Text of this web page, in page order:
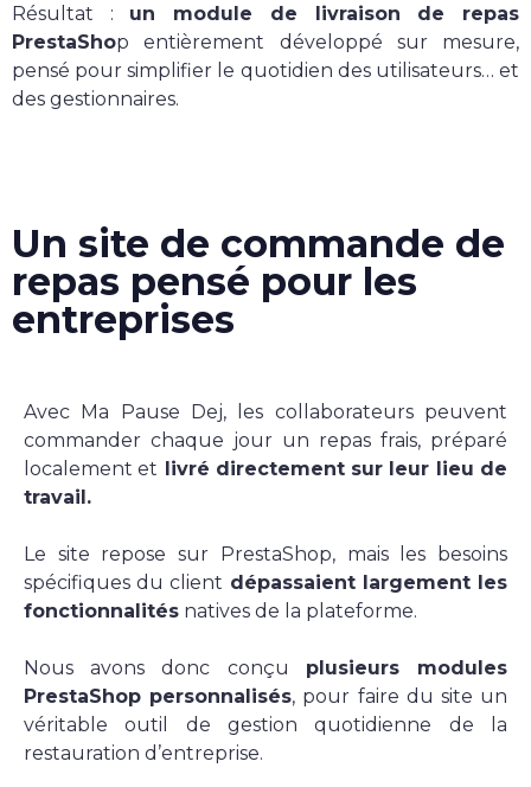
Webmarketing
Campagnes publicitaires
Applications
Applications web & mobiles
Savoir-faire
Nos réalisations
L’agence
L’équipe
Notre histoire
Résultat : un module de livraison de repas
PrestaShop entièrement développé sur mesure,
pensé pour simplifier le quotidien des utilisateurs… et
des gestionnaires.
Un site de commande de
repas pensé pour les
entreprises
Avec Ma Pause Dej, les collaborateurs peuvent
commander chaque jour un repas frais, préparé
localement et livré directement sur leur lieu de
travail.
Le site repose sur PrestaShop, mais les besoins
spécifiques du client dépassaient largement les
fonctionnalités natives de la plateforme.
Nous avons donc conçu plusieurs modules
PrestaShop personnalisés, pour faire du site un
véritable outil de gestion quotidienne de la
restauration d’entreprise.